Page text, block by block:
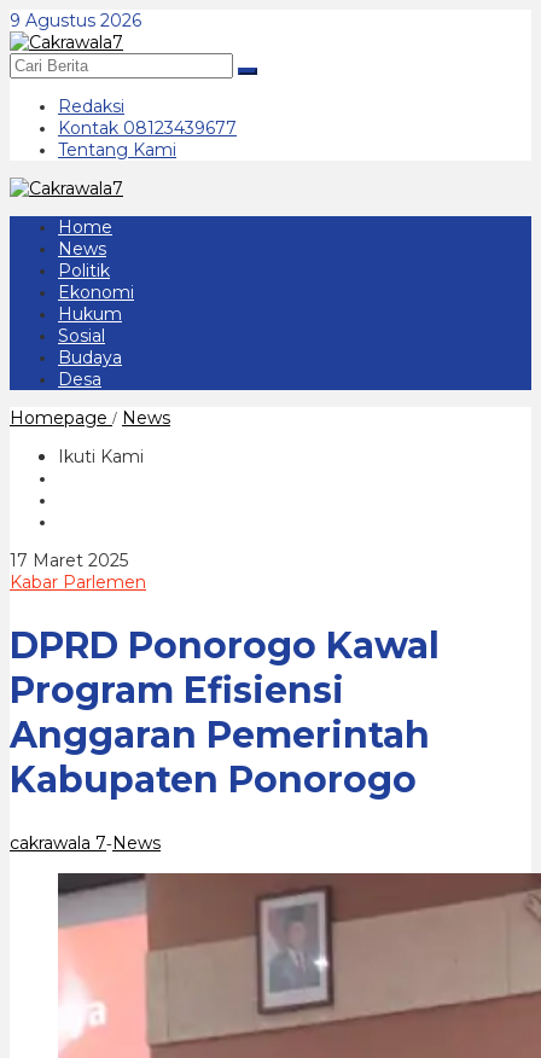
Lewati
ke
konten
9 Agustus 2026
Redaksi
Kontak 08123439677
Tentang Kami
Home
News
Politik
Ekonomi
Hukum
Sosial
Budaya
Desa
Homepage / NewsDPRD
Ikuti Kami
17 Maret 2025oleh
cakrawala
Kabar Parlemen
DPRD Ponorogo Kawal
Program Efisiensi
Anggaran Pemerintah
Kabupaten Ponorogo
cakrawala 7-News